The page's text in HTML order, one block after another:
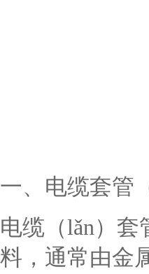
一、电缆套管
电缆（lǎn）套
料，通常由金